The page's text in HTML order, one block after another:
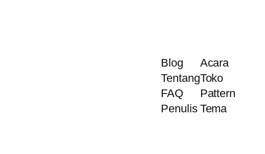
Blog
Tentang
FAQ
Penulis
Acara
Toko
Pattern
Tema